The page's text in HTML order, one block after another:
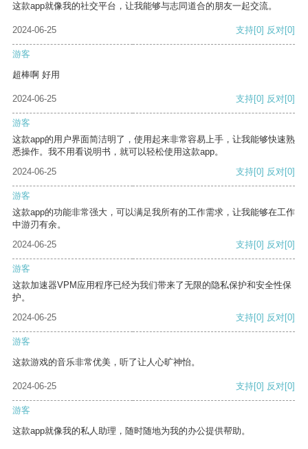
这款app就像我的社交平台，让我能够与志同道合的朋友一起交流。
2024-06-25 支持[0] 反对[0]
游客
超棒啊 好用
2024-06-25 支持[0] 反对[0]
游客
这款app的用户界面简洁明了，使用起来非常容易上手，让我能够快速熟
悉操作。我不用看说明书，就可以轻松使用这款app。
2024-06-25
支持[0] 反对[0]
游客
这款app的功能非常强大，可以满足我所有的工作需求，让我能够在工作
中游刃有余。
2024-06-25
支持[0] 反对[0]
游客
这款加速器VPM应用程序已经为我们带来了无限的隐私保护和安全性保
护。
2024-06-25
支持[0] 反对[0]
游客
这款游戏的音乐非常优美，听了让人心旷神怡。
2024-06-25 支持[0] 反对[0]
游客
这款app就像我的私人助理，随时随地为我的办公提供帮助。